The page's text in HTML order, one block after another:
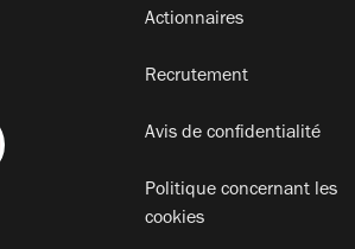
Actionnaires
Recrutement
Avis de confidentialité
Politique concernant les
cookies